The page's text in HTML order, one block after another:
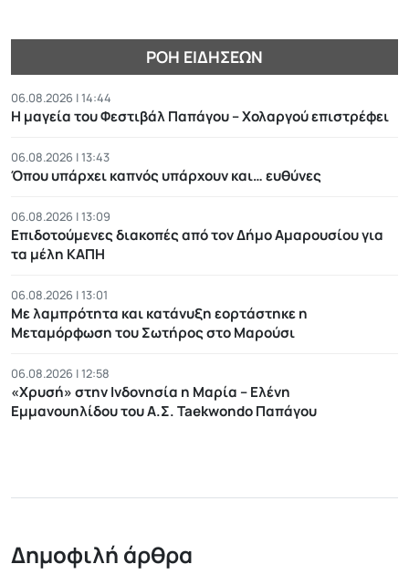
ΡΟΉ ΕΙΔΉΣΕΩΝ
06.08.2026 | 14:44
Η μαγεία του Φεστιβάλ Παπάγου – Χολαργού επιστρέφει
06.08.2026 | 13:43
Όπου υπάρχει καπνός υπάρχουν και… ευθύνες
06.08.2026 | 13:09
Επιδοτούμενες διακοπές από τον Δήμο Αμαρουσίου για
τα μέλη ΚΑΠΗ
06.08.2026 | 13:01
Με λαμπρότητα και κατάνυξη εορτάστηκε η
Μεταμόρφωση του Σωτήρος στο Μαρούσι
06.08.2026 | 12:58
«Χρυσή» στην Ινδονησία η Μαρία – Ελένη
Εμμανουηλίδου του Α.Σ. Taekwondo Παπάγου
Δημοφιλή άρθρα